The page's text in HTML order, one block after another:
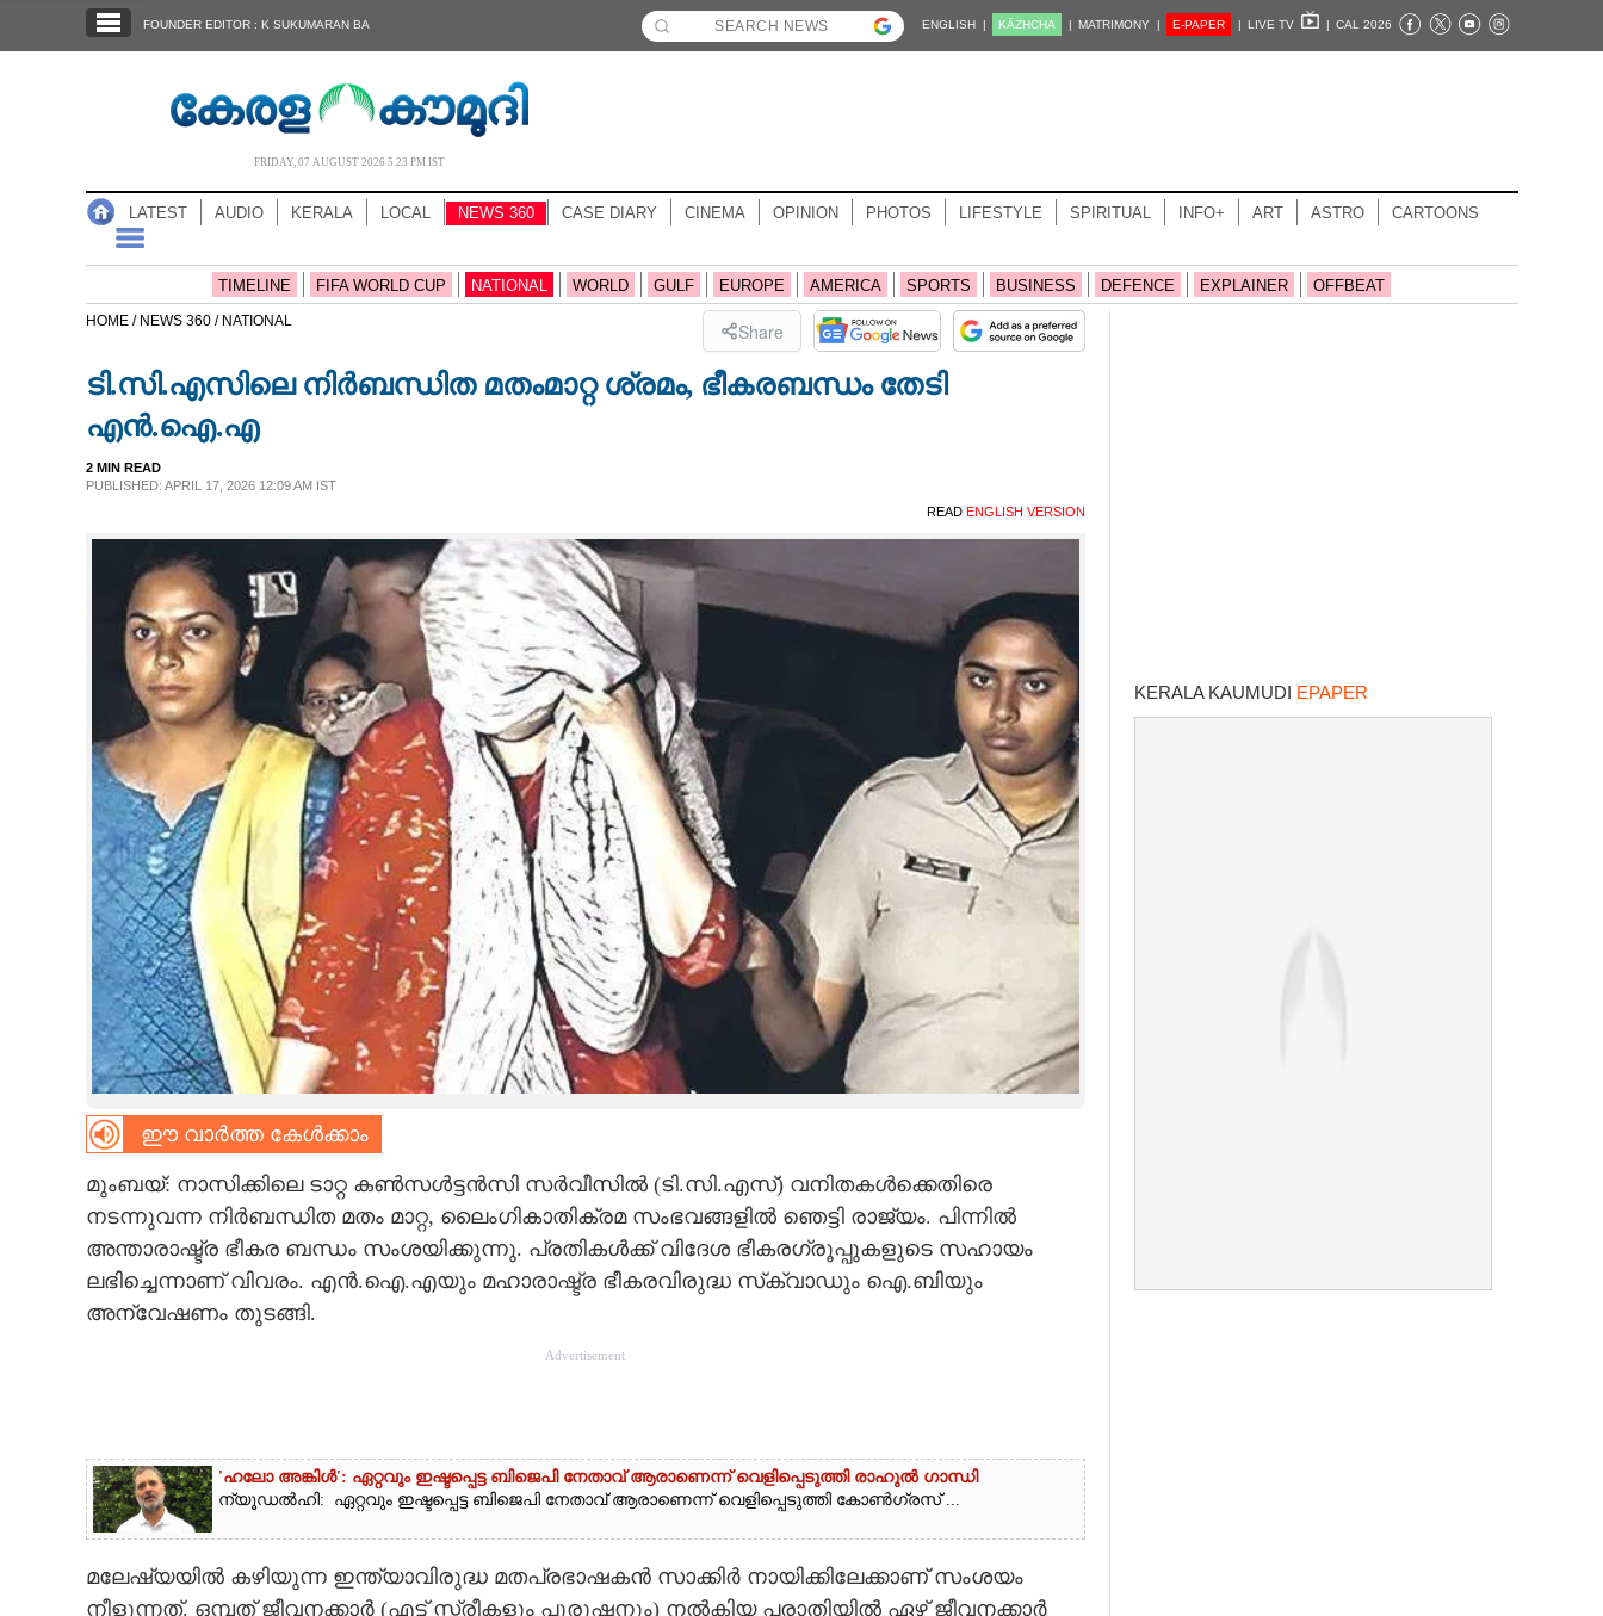
NOTIFIED NEWS
CASE DIARY
LIFESTYLE
SPIRITUAL
LITERATURE
CONTACT US
FOUNDER EDITOR : K SUKUMARAN BA ENGLISH | KĀZHCHA | MATRIMONY | E-PAPER | LIVE TV | CAL 2026
FRIDAY, 07 AUGUST 2026 5.23 PM IST
LATEST AUDIO KERALA LOCAL NEWS 360 CASE DIARY CINEMA OPINION PHOTOS LIFESTYLE SPIRITUAL INFO+ ART ASTRO CARTOONS
TIMELINE FIFA WORLD CUP NATIONAL WORLD GULF EUROPE AMERICA SPORTS BUSINESS DEFENCE EXPLAINER OFFBEAT
HOME / NEWS 360 / NATIONAL Share
ടി.സി.എസിലെ നിർബന്ധിത മതംമാറ്റ ശ്രമം, ഭീകരബന്ധം തേടി
എൻ.ഐ.എ
2 MIN READ
PUBLISHED: APRIL 17, 2026 12:09 AM IST
READ ENGLISH VERSION
ഈ വാർത്ത കേൾക്കാം
മുംബയ്: നാസിക്കിലെ ടാറ്റ കൺസൾട്ടൻസി സർവീസിൽ (ടി.സി.എസ്) വനിതകൾക്കെതിരെ
നടന്നുവന്ന നിർബന്ധിത മതം മാറ്റ, ലൈംഗികാതിക്രമ സംഭവങ്ങളിൽ ഞെട്ടി രാജ്യം. പിന്നിൽ
അന്താരാഷ്ട്ര ഭീകര ബന്ധം സംശയിക്കുന്നു. പ്രതികൾക്ക് വിദേശ ഭീകരഗ്രൂപ്പുകളുടെ സഹായം
ലഭിച്ചെന്നാണ് വിവരം. എൻ.ഐ.എയും മഹാരാഷ്ട്ര ഭീകരവിരുദ്ധ സ്‌ക്വാഡും ഐ.ബിയും
അന്വേഷണം തുടങ്ങി.
Advertisement
'ഹലോ അങ്കിൾ': ഏറ്റവും ഇഷ്ടപ്പെട്ട ബിജെപി നേതാവ് ആരാണെന്ന് വെളിപ്പെടുത്തി രാഹുൽ ഗാന്ധി
ന്യൂഡൽഹി: ഏറ്റവും ഇഷ്ടപ്പെട്ട ബിജെപി നേതാവ് ആരാണെന്ന് വെളിപ്പെടുത്തി കോൺഗ്രസ് ...
മലേഷ്യയിൽ കഴിയുന്ന ഇന്ത്യാവിരുദ്ധ മതപ്രഭാഷകൻ സാക്കിർ നായിക്കിലേക്കാണ് സംശയം
നീളുന്നത്. ഒമ്പത് ജീവനക്കാർ (എട്ട് സ്ത്രീകളും പുരുഷനും) നൽകിയ പരാതിയിൽ ഏഴ് ജീവനക്കാർ
KERALA KAUMUDI EPAPER